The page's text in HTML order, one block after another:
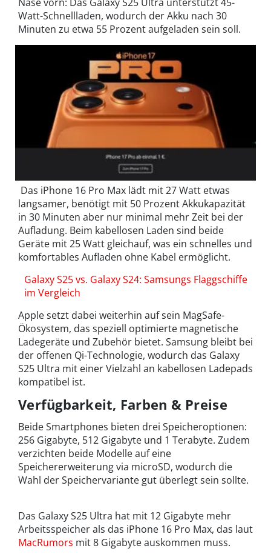
Watt-Schnellladen, wodurch der Akku nach 30
Minuten zu etwa 55 Prozent aufgeladen sein soll.
Das iPhone 16 Pro Max lädt mit 27 Watt etwas
langsamer, benötigt mit 50 Prozent Akkukapazität
in 30 Minuten aber nur minimal mehr Zeit bei der
Aufladung. Beim kabellosen Laden sind beide
Geräte mit 25 Watt gleichauf, was ein schnelles und
komfortables Aufladen ohne Kabel ermöglicht.
Galaxy S25 vs. Galaxy S24: Samsungs Flaggschiffe
im Vergleich
Apple setzt dabei weiterhin auf sein MagSafe-
Ökosystem, das speziell optimierte magnetische
Ladegeräte und Zubehör bietet. Samsung bleibt bei
der offenen Qi-Technologie, wodurch das Galaxy
S25 Ultra mit einer Vielzahl an kabellosen Ladepads
kompatibel ist.
Verfügbarkeit, Farben & Preise
Beide Smartphones bieten drei Speicheroptionen:
256 Gigabyte, 512 Gigabyte und 1 Terabyte. Zudem
verzichten beide Modelle auf eine
Speichererweiterung via microSD, wodurch die
Wahl der Speichervariante gut überlegt sein sollte.
Das Galaxy S25 Ultra hat mit 12 Gigabyte mehr
Arbeitsspeicher als das iPhone 16 Pro Max, das laut
MacRumors mit 8 Gigabyte auskommen muss.